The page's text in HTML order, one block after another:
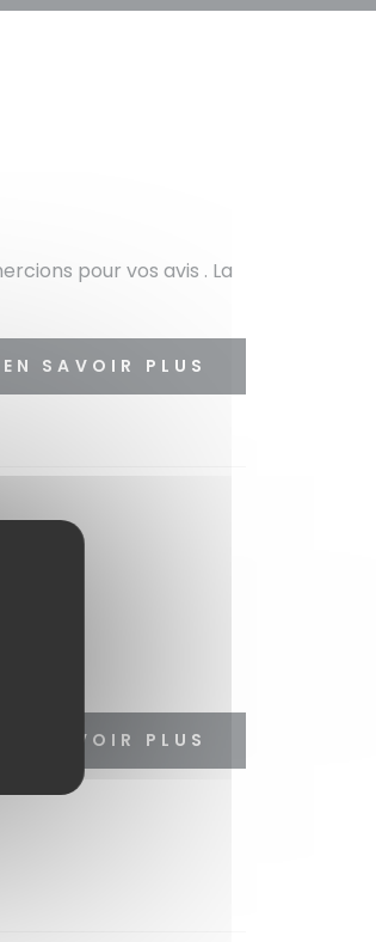
pour vos avis . La
EN SAVOIR PLUS
EN SAVOIR PLUS